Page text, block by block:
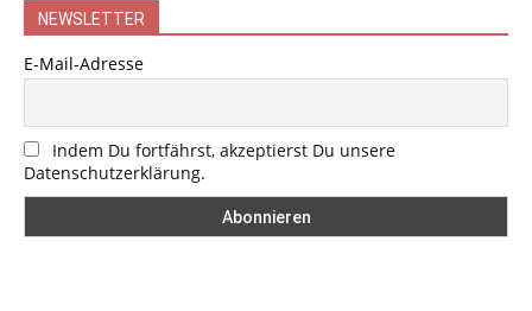
NEWSLETTER
E-Mail-Adresse
Indem Du fortfährst, akzeptierst Du unsere
Datenschutzerklärung.